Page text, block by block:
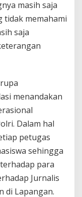
masih saja
tidak memahami
saja
menandakan
Dalam hal
petugas
sehingga
para
Jurnalis
di Lapangan.